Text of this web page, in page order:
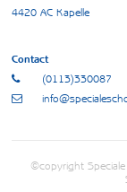
4420 AC Kapelle
Contact
(0113)330087
©copyright